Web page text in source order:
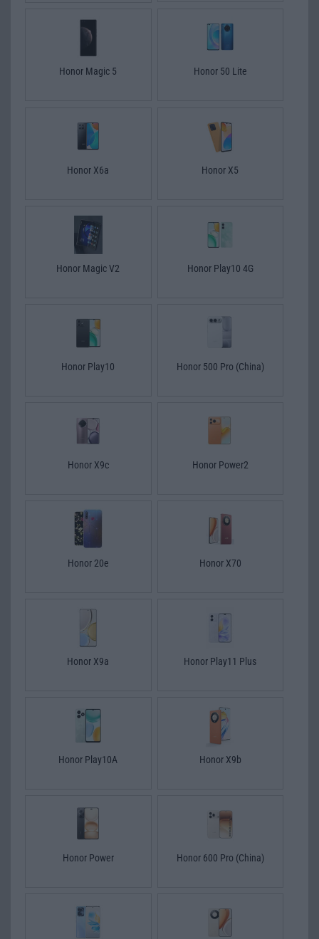
Honor Magic 5 Honor 50 Lite
Honor X6a Honor X5
Honor Magic V2 Honor Play10 4G
Honor Play10 Honor 500 Pro (China)
Honor X9c Honor Power2
Honor 20e Honor X70
Honor X9a Honor Play11 Plus
Honor Play10A Honor X9b
Honor Power Honor 600 Pro (China)